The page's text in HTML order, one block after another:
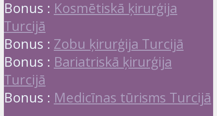
Bonus : Kosmētiskā ķirurģija
Turcijā
Bonus : Zobu ķirurģija Turcijā
Bonus : Bariatriskā ķirurģija
Turcijā
Bonus : Medicīnas tūrisms Turcijā